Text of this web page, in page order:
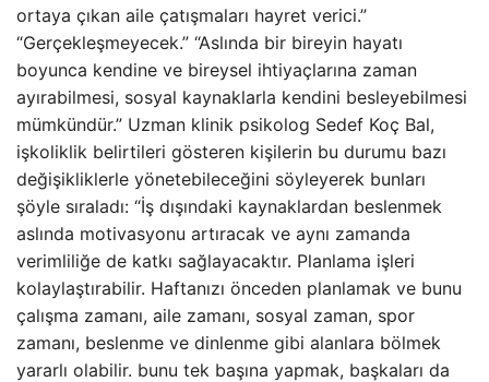
ortaya çıkan aile çatışmaları hayret verici.”
“Gerçekleşmeyecek.” “Aslında bir bireyin hayatı
boyunca kendine ve bireysel ihtiyaçlarına zaman
ayırabilmesi, sosyal kaynaklarla kendini besleyebilmesi
mümkündür.” Uzman klinik psikolog Sedef Koç Bal,
işkoliklik belirtileri gösteren kişilerin bu durumu bazı
değişikliklerle yönetebileceğini söyleyerek bunları
şöyle sıraladı: “İş dışındaki kaynaklardan beslenmek
aslında motivasyonu artıracak ve aynı zamanda
verimliliğe de katkı sağlayacaktır. Planlama işleri
kolaylaştırabilir. Haftanızı önceden planlamak ve bunu
çalışma zamanı, aile zamanı, sosyal zaman, spor
zamanı, beslenme ve dinlenme gibi alanlara bölmek
yararlı olabilir. bunu tek başına yapmak, başkaları da